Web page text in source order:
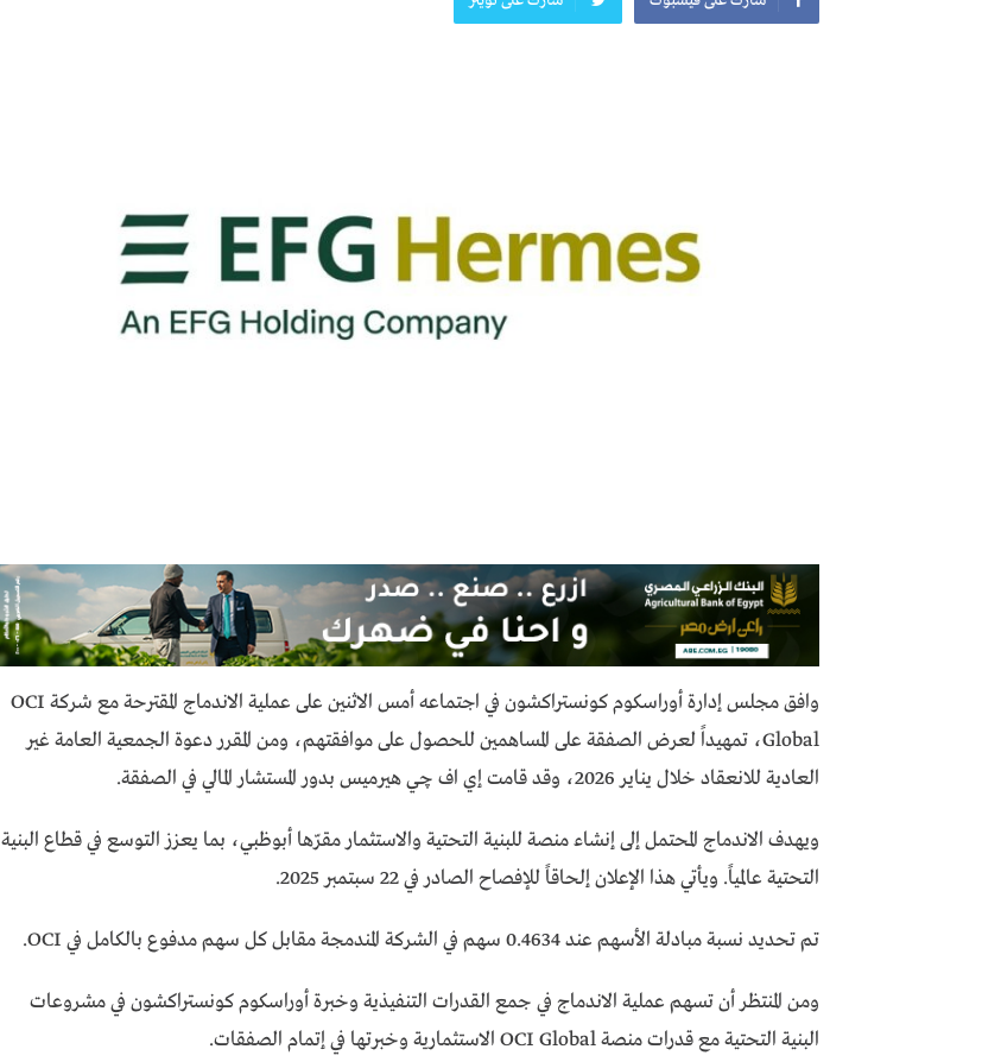
وافق مجلس إدارة أوراسكوم كونستراكشون في اجتماعه أمس الاثنين على عملية الاندماج المقترحة مع شركة OCI
Global، تمهيداً لعرض الصفقة على المساهمين للحصول على موافقتهم، ومن المقرر دعوة الجمعية العامة غير
العادية للانعقاد خلال يناير 2026، وقد قامت إي اف چي هيرميس بدور المستشار المالي في الصفقة.
ويهدف الاندماج المحتمل إلى إنشاء منصة للبنية التحتية والاستثمار مقرّها أبوظبي، بما يعزز التوسع في قطاع البنية
التحتية عالمياً. ويأتي هذا الإعلان إلحاقاً للإفصاح الصادر في 22 سبتمبر 2025.
تم تحديد نسبة مبادلة الأسهم عند 0.4634 سهم في الشركة المندمجة مقابل كل سهم مدفوع بالكامل في OCI.
ومن المنتظر أن تسهم عملية الاندماج في جمع القدرات التنفيذية وخبرة أوراسكوم كونستراكشون في مشروعات
البنية التحتية مع قدرات منصة OCI Global الاستثمارية وخبرتها في إتمام الصفقات.